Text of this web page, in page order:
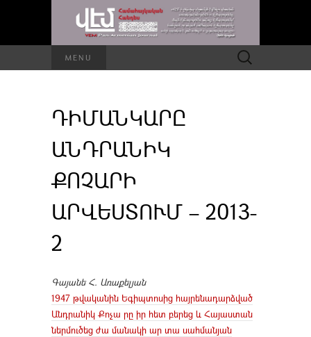
MENU Որոնել՝
ԴԻՄԱՆԿԱՐԸ
ԱՆԴՐԱՆԻԿ
ՔՈՉԱՐԻ
ԱՐՎԵՍՏՈՒՄ – 2013-
2
Գայանե Հ. Առաքելյան
1947 թվականին Եգիպտոսից հայրենադարձված
Անդրանիկ Քոչա րը իր հետ բերեց և Հայաստան
ներմուծեց ժա մանակի ար տա սահմանյան